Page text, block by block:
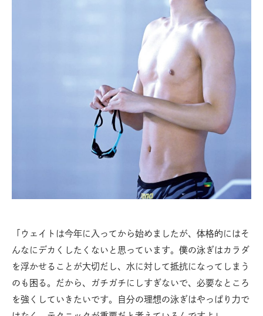
「ウェイトは今年に入ってから始めましたが、体格的にはそ
んなにデカくしたくないと思っています。僕の泳ぎはカラダ
を浮かせることが大切だし、水に対して抵抗になってしまう
のも困る。だから、ガチガチにしすぎないで、必要なところ
を強くしていきたいです。自分の理想の泳ぎはやっぱり力で